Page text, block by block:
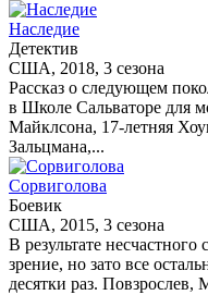
Наследие
Детектив
США, 2018, 3 сезона
Рассказ о следующем
в Школе Сальваторе для
Майклсона, 17-летняя
Зальцмана,...
Сорвиголова
Боевик
США, 2015, 3 сезона
В результате
зрение, но зато все
десятки раз. Повзрослев,